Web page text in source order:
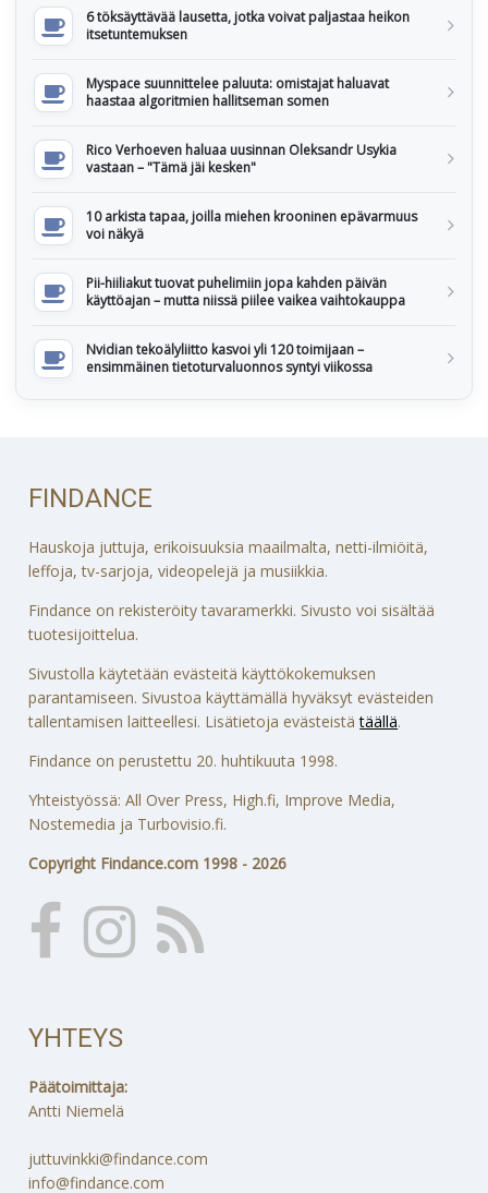
6 töksäyttävää lausetta, jotka voivat paljastaa heikon
itsetuntemuksen
Myspace suunnittelee paluuta: omistajat haluavat
haastaa algoritmien hallitseman somen
Rico Verhoeven haluaa uusinnan Oleksandr Usykia
vastaan – "Tämä jäi kesken"
10 arkista tapaa, joilla miehen krooninen epävarmuus
voi näkyä
Pii-hiiliakut tuovat puhelimiin jopa kahden päivän
käyttöajan – mutta niissä piilee vaikea vaihtokauppa
Nvidian tekoälyliitto kasvoi yli 120 toimijaan –
ensimmäinen tietoturvaluonnos syntyi viikossa
FINDANCE
Hauskoja juttuja, erikoisuuksia maailmalta, netti-ilmiöitä,
leffoja, tv-sarjoja, videopelejä ja musiikkia.
Findance on rekisteröity tavaramerkki. Sivusto voi sisältää
tuotesijoittelua.
Sivustolla käytetään evästeitä käyttökokemuksen
parantamiseen. Sivustoa käyttämällä hyväksyt evästeiden
tallentamisen laitteellesi. Lisätietoja evästeistätäällä.
Findance on perustettu 20. huhtikuuta 1998.
Yhteistyössä: All Over Press, High.fi, Improve Media,
Nostemedia ja Turbovisio.fi.
Copyright Findance.com 1998 - 2026
YHTEYS
Päätoimittaja:
Antti Niemelä
juttuvinkki@findance.com
info@findance.com